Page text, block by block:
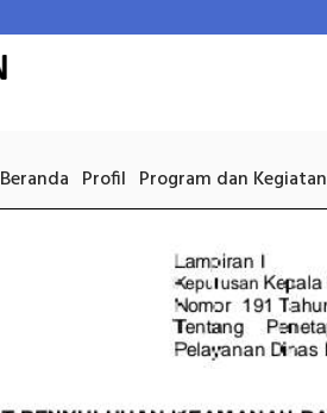
Beranda Profil Program dan Kegiatan